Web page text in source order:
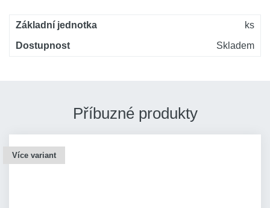
Základní jednotka
ks
Dostupnost
Skladem
Příbuzné produkty
Více variant